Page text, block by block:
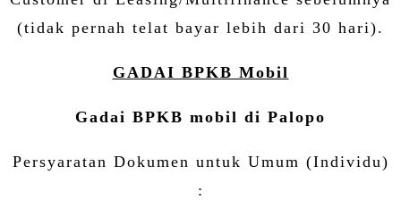
(tidak pernah telat bayar lebih dari 30 hari).
GADAI BPKB Mobil
Gadai BPKB mobil di Palopo
Persyaratan Dokumen untuk Umum (Individu)
: